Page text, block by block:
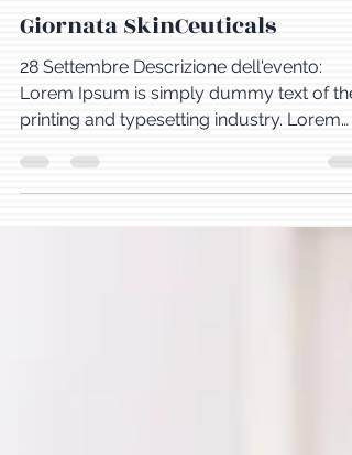
Baricentro Farmacie
13 set 2021
Tempo di lettura: 1 min
Giornata SkinCeuticals
28 Settembre Descrizione dell'evento:
printing and typesetting industry. Lorem
Ipsum has been the...